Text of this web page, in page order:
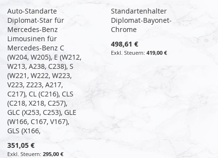
Auto-Standarte
Diplomat-Star für
Mercedes-Benz
Limousinen für
Mercedes-Benz C
(W204, W205), E (W212,
W213, A238, C238), S
(W221, W222, W223,
V223, Z223, A217,
C217), CL (C216), CLS
(C218, X218, C257),
GLC (X253, C253), GLE
(W166, C167, V167),
GLS (X166,
351,05 €
295,00 €
Standartenhalter
Diplomat-Bayonet-
Chrome
498,61 €
419,00 €